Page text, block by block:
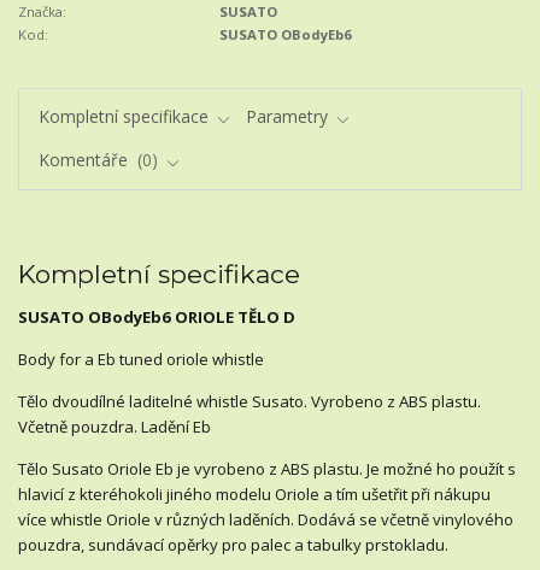
Značka:
SUSATO
Kod:
SUSATO OBodyEb6
Kompletní specifikace
Parametry
Komentáře
0
Kompletní specifikace
SUSATO OBodyEb6 ORIOLE TĚLO D
Body for a Eb tuned oriole whistle
Tělo dvoudílné laditelné whistle Susato. Vyrobeno z ABS plastu.
Včetně pouzdra. Ladění Eb
Tělo Susato Oriole Eb je vyrobeno z ABS plastu. Je možné ho použít s
hlavicí z kteréhokoli jiného modelu Oriole a tím ušetřit při nákupu
více whistle Oriole v různých laděních. Dodává se včetně vinylového
pouzdra, sundávací opěrky pro palec a tabulky prstokladu.